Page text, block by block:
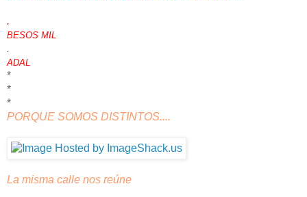
.
BESOS MIL
ADAL
*
*
*
PORQUE SOMOS DISTINTOS....
La misma calle nos reúne